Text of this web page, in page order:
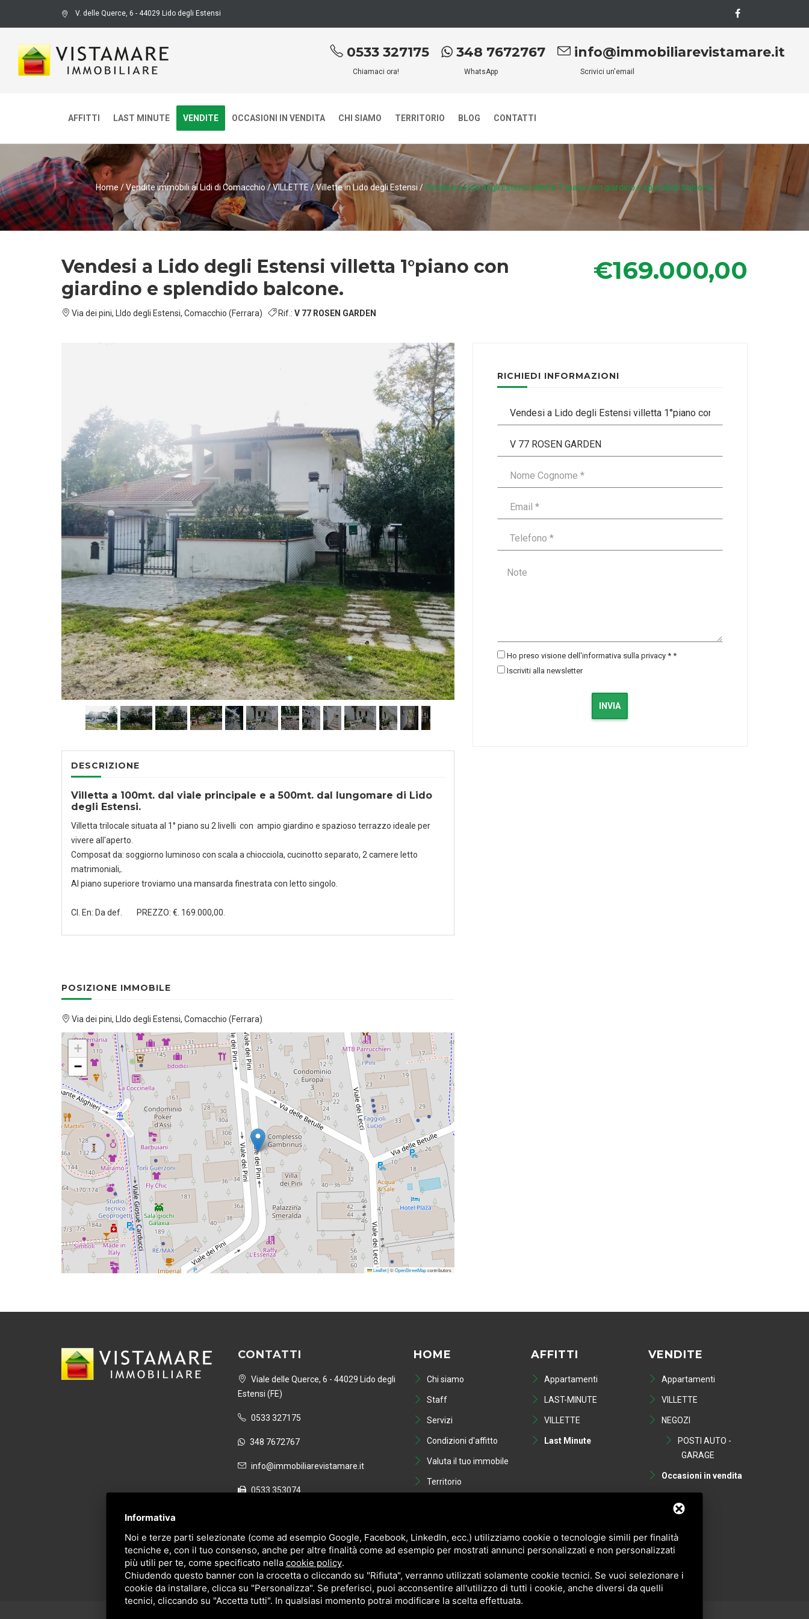
V. delle Querce, 6 - 44029 Lido degli Estensi
0533 327175
Chiamaci ora!
348 7672767
WhatsApp
info@immobiliarevistamare.it
Scrivici un'email
AFFITTI LAST MINUTE VENDITE OCCASIONI IN VENDITA CHI SIAMO TERRITORIO BLOG CONTATTI
Home / Vendite immobili ai Lidi di Comacchio /VILLETTE /Villette in Lido degli Estensi / Vendesi a Lido degli Estensi villetta 1°piano con giardino e splendido balcone.
Vendesi a Lido degli Estensi villetta 1°piano con
giardino e splendido balcone.
Via dei pini, LIdo degli Estensi, Comacchio (Ferrara) Rif.: V 77 ROSEN GARDEN
€169.000,00
DESCRIZIONE
Villetta a 100mt. dal viale principale e a 500mt. dal lungomare di Lido
degli Estensi.
Villetta trilocale situata al 1° piano su 2 livelli con ampio giardino e spazioso terrazzo ideale per
vivere all'aperto.
Composat da: soggiorno luminoso con scala a chiocciola, cucinotto separato, 2 camere letto
matrimoniali,.
Al piano superiore troviamo una mansarda finestrata con letto singolo.
Cl. En: Da def. PREZZO: €. 169.000,00.
POSIZIONE IMMOBILE
Via dei pini, LIdo degli Estensi, Comacchio (Ferrara)
+
−
Leaflet|©OpenStreetMapcontributors
RICHIEDI INFORMAZIONI
Ho preso visione dell'informativa sulla privacy **
Iscriviti alla newsletter
INVIA
CONTATTI
Viale delle Querce, 6 - 44029 Lido degli
Estensi (FE)
0533 327175
348 7672767
info@immobiliarevistamare.it
0533 353074
HOME
Chi siamo
Staff
Servizi
Condizioni d'affitto
Valuta il tuo immobile
Territorio
AFFITTI
Appartamenti
LAST-MINUTE
VILLETTE
Last Minute
VENDITE
Appartamenti
VILLETTE
NEGOZI
POSTI AUTO -
GARAGE
Occasioni in vendita
Informativa
Noi e terze parti selezionate (come ad esempio Google, Facebook, LinkedIn, ecc.) utilizziamo cookie o tecnologie simili per finalità
tecniche e, con il tuo consenso, anche per altre finalità come ad esempio per mostrati annunci personalizzati e non personalizzati
più utili per te, come specificato nella cookie policy.
Chiudendo questo banner con la crocetta o cliccando su "Rifiuta", verranno utilizzati solamente cookie tecnici. Se vuoi selezionare i
cookie da installare, clicca su "Personalizza". Se preferisci, puoi acconsentire all'utilizzo di tutti i cookie, anche diversi da quelli
tecnici, cliccando su "Accetta tutti". In qualsiasi momento potrai modificare la scelta effettuata.